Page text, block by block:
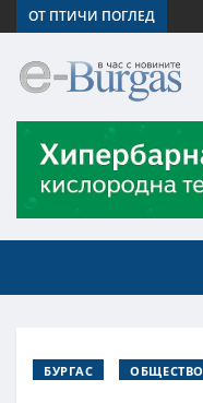
ОТ ПТИЧИ ПОГЛЕД
БУРГАС ОБЩЕСТВО